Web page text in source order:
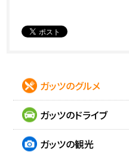
ガッツのグルメ
ガッツのドライブ
ガッツの観光